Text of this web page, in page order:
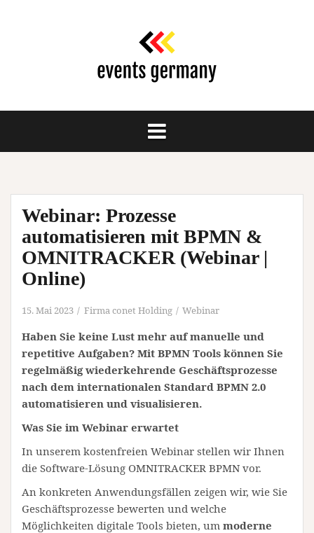
Webinar: Prozesse
automatisieren mit BPMN &
OMNITRACKER (Webinar |
Online)
15. Mai 2023 Firma conet Holding Webinar
Haben Sie keine Lust mehr auf manuelle und
repetitive Aufgaben? Mit BPMN Tools können Sie
regelmäßig wiederkehrende Geschäftsprozesse
nach dem internationalen Standard BPMN 2.0
automatisieren und visualisieren.
Was Sie im Webinar erwartet
In unserem kostenfreien Webinar stellen wir Ihnen
die Software-Lösung OMNITRACKER BPMN vor.
An konkreten Anwendungsfällen zeigen wir, wie Sie
Geschäftsprozesse bewerten und welche
Möglichkeiten digitale Tools bieten, um moderne